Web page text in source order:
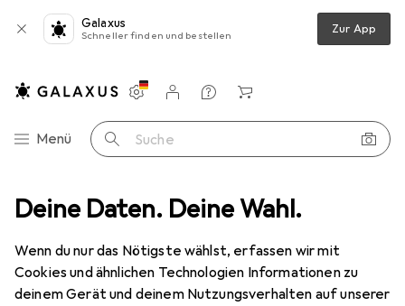
Deine Daten. Deine Wahl.
Wenn du nur das Nötigste wählst, erfassen wir mit
Cookies und ähnlichen Technologien Informationen zu
deinem Gerät und deinem Nutzungsverhalten auf unserer
Galaxus
Schneller finden und bestellen Zur App
Navigation nach Kategorien
Menü Suche
Einstellungen
Kundenkonto
Vergleichslisten
Merklisten
Warenkorb
+ Video Geräte Schutzfolie Dipos Displayschutz Anti-Shock
8 Bilder